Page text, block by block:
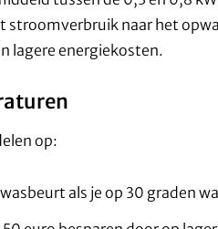
naar het
lagere energiekosten.
op:
als je op 30 graden